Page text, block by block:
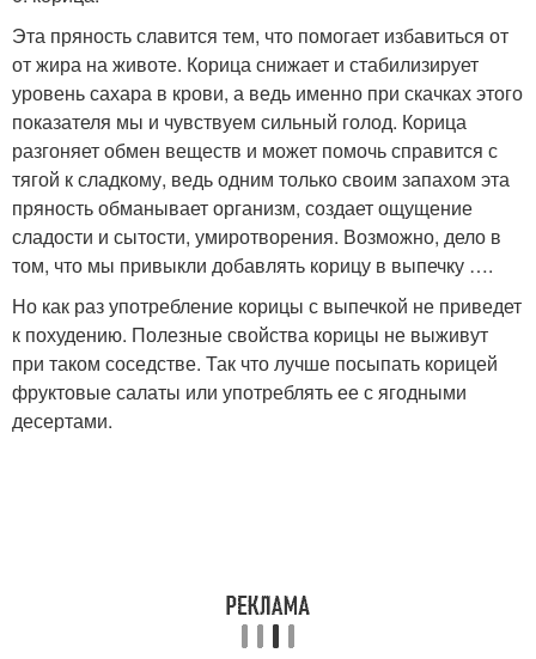
Эта пряность славится тем, что помогает избавиться от
от жира на животе. Корица снижает и стабилизирует
уровень сахара в крови, а ведь именно при скачках этого
показателя мы и чувствуем сильный голод. Корица
разгоняет обмен веществ и может помочь справится с
тягой к сладкому, ведь одним только своим запахом эта
пряность обманывает организм, создает ощущение
сладости и сытости, умиротворения. Возможно, дело в
том, что мы привыкли добавлять корицу в выпечку ….
Но как раз употребление корицы с выпечкой не приведет
к похудению. Полезные свойства корицы не выживут
при таком соседстве. Так что лучше посыпать корицей
фруктовые салаты или употреблять ее с ягодными
десертами.